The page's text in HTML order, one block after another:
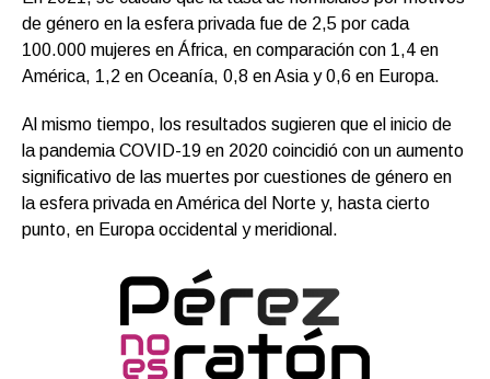
de género en la esfera privada fue de 2,5 por cada
100.000 mujeres en África, en comparación con 1,4 en
América, 1,2 en Oceanía, 0,8 en Asia y 0,6 en Europa.
Al mismo tiempo, los resultados sugieren que el inicio de
la pandemia COVID-19 en 2020 coincidió con un aumento
significativo de las muertes por cuestiones de género en
la esfera privada en América del Norte y, hasta cierto
punto, en Europa occidental y meridional.